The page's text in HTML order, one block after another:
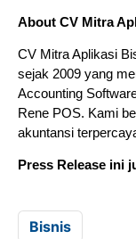
About CV Mitra
CV Mitra Aplikasi
sejak 2009 yang
Accounting
Rene POS. Kami
akuntansi
Press Release ini
Bisnis